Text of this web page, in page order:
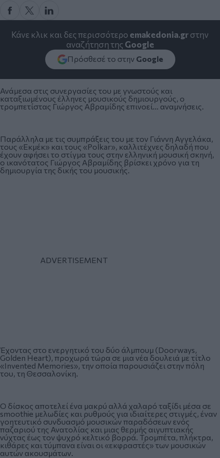
Κάνε κλικ και δες περισσότερο emakedonia.grστην
αναζήτηση της Google
Πρόσθεσέ το στην Google
Ανάμεσα στις συνεργασίες του με γνωστούς και
καταξιωμένους έλληνες μουσικούς δημιουργούς, ο
τρομπετίστας Γιώργος Αβραμίδης επινοεί… αναμνήσεις.
Παράλληλα με τις συμπράξεις του με τον Γιάννη Αγγελάκα,
τους «Εκμέκ» και τους «Polkar», καλλιτέχνες δηλαδή που
έχουν αφήσει το στίγμα τους στην ελληνική μουσική σκηνή,
ο ικανότατος Γιώργος Αβραμίδης βρίσκει χρόνο για τη
δημιουργία της δικής του μουσικής.
Έχοντας στο ενεργητικό του δύο άλμπουμ (Doorways,
Golden Heart), προχωρά τώρα σε μια νέα δουλειά με τίτλο
«Invented Memories», την οποία παρουσιάζει στην πόλη
του, τη Θεσσαλονίκη.
Ο δίσκος αποτελεί ένα μακρύ αλλά χαλαρό ταξίδι μέσα σε
smoothie μελωδίες και ρυθμούς για ιδιαίτερες στιγμές, έναν
γοητευτικό συνδυασμό μουσικών παραδόσεων ενός
παζαριού της Ανατολίας και μιας θερμής αιγυπτιακής
νύχτας έως τον ψυχρό κελτικό βορρά. Τρομπέτα, πλήκτρα,
κιθάρες και τύμπανα είναι οι «εκφραστές» των μουσικών
αυτών ακουσμάτων.